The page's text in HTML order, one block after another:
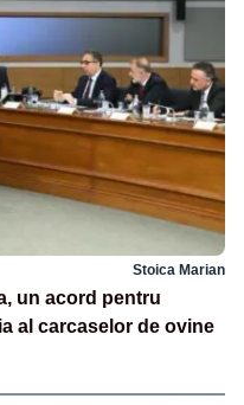
Stoica Marian
un acord pentru
al carcaselor de ovine